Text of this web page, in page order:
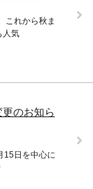
これから秋ま
人気
のお知ら
15日を中心に